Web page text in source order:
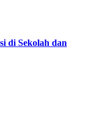
di Sekolah dan